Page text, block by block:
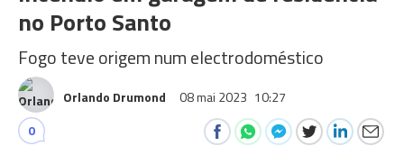
no Porto Santo
Fogo teve origem num electrodoméstico
Orlando Drumond 08 mai 2023 10:27
0